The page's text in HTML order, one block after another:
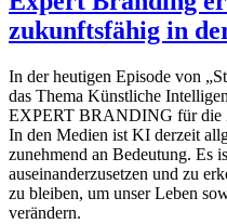
zukunftsfähig in
In der heutigen Episode von
das Thema Künstliche
EXPERT BRANDING für die
In den Medien ist KI derzeit
zunehmend an Bedeutung. Es
auseinanderzusetzen und zu
zu bleiben, um unser Leben
verändern.